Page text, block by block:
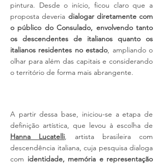
A partir dessa base, iniciou-se a etapa de
definição artística, que levou à escolha de
Hanna Lucatelli, artista brasileira com
descendência italiana, cuja pesquisa dialoga
com identidade, memória e representação
pintura. Desde o início, ficou claro que a
proposta deveria dialogar diretamente com
o público do Consulado, envolvendo tanto
os descendentes de italianos quanto os
italianos residentes no estado, ampliando o
olhar para além das capitais e considerando
o território de forma mais abrangente.